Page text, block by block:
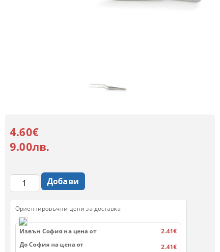
4.60€
9.00лв.
Ориентировъчни цени за доставка
Извън София на цена от
2.41€
До София на цена от
2.41€